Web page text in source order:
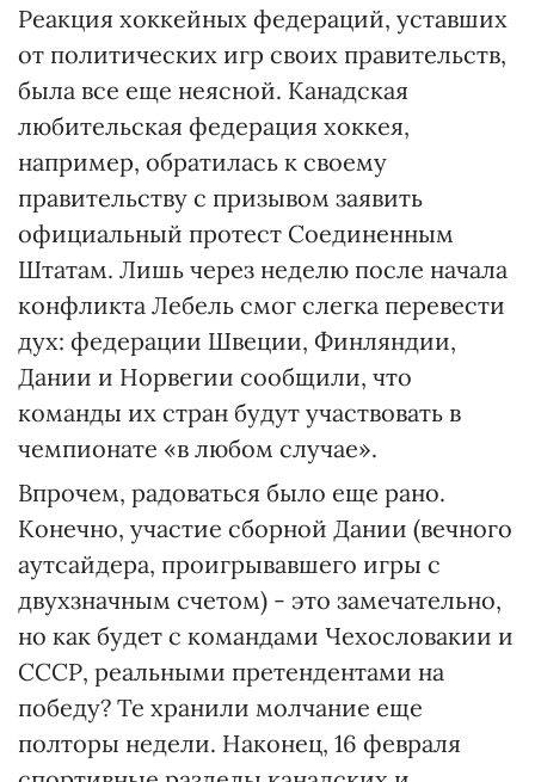
Реакция хоккейных федераций, уставших
от политических игр своих правительств,
была все еще неясной. Канадская
любительская федерация хоккея,
например, обратилась к своему
правительству с призывом заявить
официальный протест Соединенным
Штатам. Лишь через неделю после начала
конфликта Лебель смог слегка перевести
дух: федерации Швеции, Финляндии,
Дании и Норвегии сообщили, что
команды их стран будут участвовать в
чемпионате «в любом случае».
Впрочем, радоваться было еще рано.
Конечно, участие сборной Дании (вечного
аутсайдера, проигрывавшего игры с
двухзначным счетом) - это замечательно,
но как будет с командами Чехословакии и
СССР, реальными претендентами на
победу? Те хранили молчание еще
полторы недели. Наконец, 16 февраля